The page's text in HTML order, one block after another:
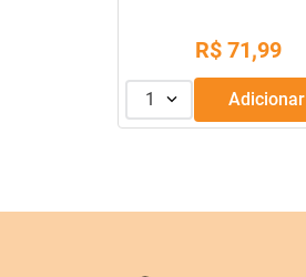
R$ 71,99
1 Adicionar